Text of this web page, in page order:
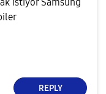
REPLY